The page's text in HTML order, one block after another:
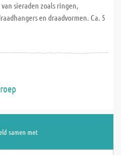
sieraden zoals ringen,
en draadvormen. Ca. 5
samen met